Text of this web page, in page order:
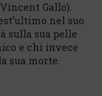
Gallo).
nel suo
sulla sua pelle
e chi invece
sua morte.